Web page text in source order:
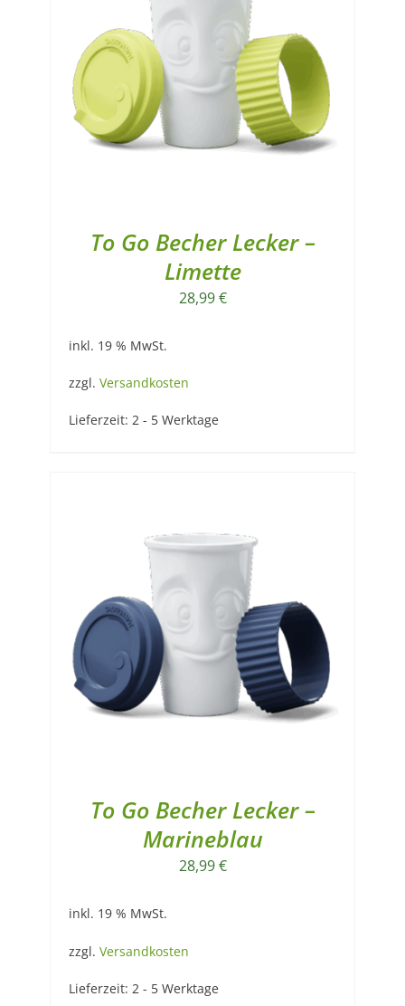
To Go Becher Lecker –
Limette
28,99€
inkl. 19 % MwSt.
zzgl. Versandkosten
Lieferzeit: 2 - 5 Werktage
To Go Becher Lecker –
Marineblau
28,99€
inkl. 19 % MwSt.
zzgl. Versandkosten
Lieferzeit: 2 - 5 Werktage